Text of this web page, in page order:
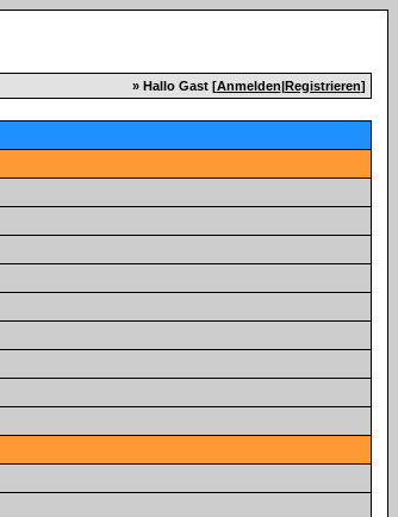
» Hallo Gast [Anmelden|Registrieren]